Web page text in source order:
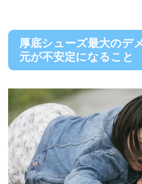
厚底シューズ最大のデ
元が不安定になること